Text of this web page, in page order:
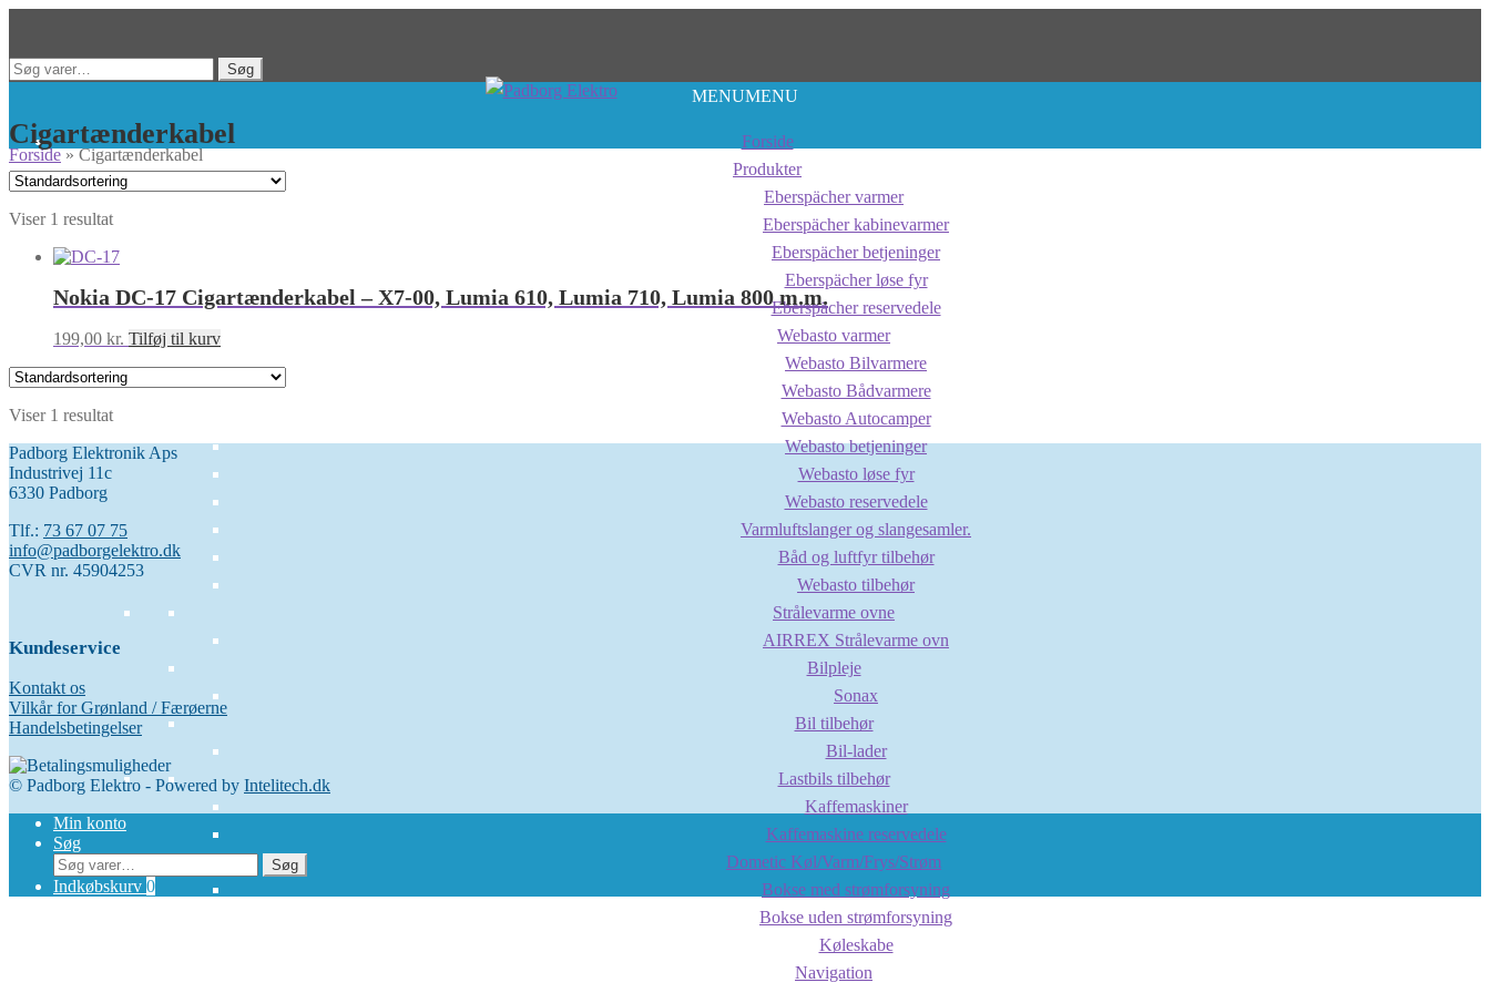
Spring
navigation
Spring
indhold
Søg
Søg
MENUMENU
Forside
Produkter
Eberspächer varmer
Eberspächer kabinevarmer
Eberspächer betjeninger
Eberspächer løse fyr
Eberspächer reservedele
Webasto varmer
Webasto Bilvarmere
Webasto Bådvarmere
Webasto Autocamper
Webasto betjeninger
Webasto løse fyr
Webasto reservedele
Varmluftslanger og slangesamler.
Båd og luftfyr tilbehør
Webasto tilbehør
Strålevarme ovne
AIRREX Strålevarme ovn
Bilpleje
Sonax
Bil tilbehør
Bil-lader
Lastbils tilbehør
Kaffemaskiner
Kaffemaskine reservedele
Dometic Køl/Varm/Frys/Strøm
Bokse med strømforsyning
Bokse uden strømforsyning
Køleskabe
Navigation
Forside»Cigartænderkabel
Cigartænderkabel
Viser 1 resultat
Nokia DC-17 Cigartænderkabel – X7-00, Lumia 610, Lumia 710, Lumia 800 m.m.
199,00 kr. Tilføj til kurv
Viser 1 resultat
Padborg Elektronik Aps
Industrivej 11c
6330 Padborg
Tlf.: 73 67 07 75
info@padborgelektro.dk
CVR nr. 45904253
Kundeservice
Kontakt os
Vilkår for Grønland / Færøerne
Handelsbetingelser
© Padborg Elektro - Powered by Intelitech.dk
Min konto
Søg
Søg
efter:
Søg
Indkøbskurv 0